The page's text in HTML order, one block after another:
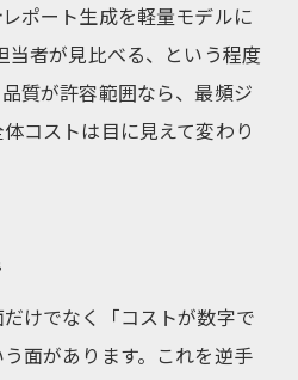
ポート生成を軽量モデルに
当者が見比べる、という程度
質が許容範囲なら、最頻ジ
コストは目に見えて変わり
けでなく「コストが数字で
面があります。これを逆手